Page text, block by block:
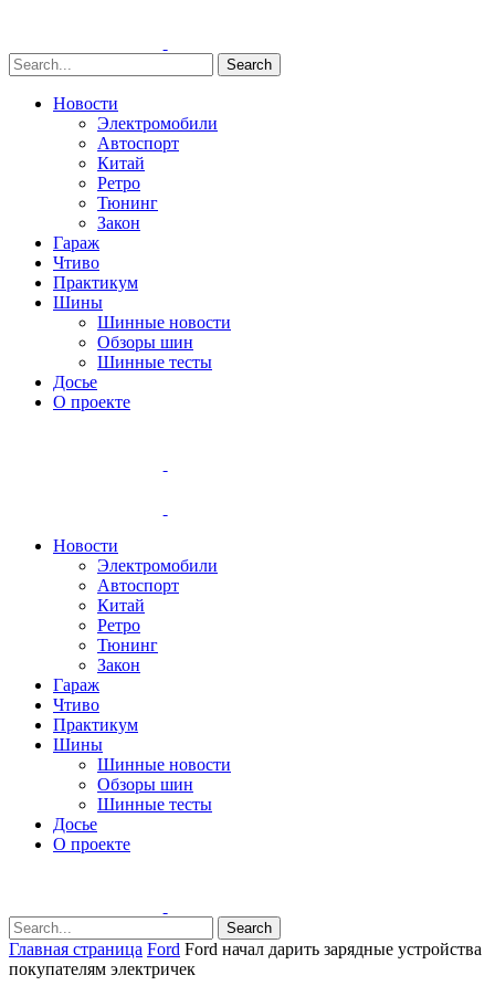
Search
Новости
Электромобили
Автоспорт
Китай
Ретро
Тюнинг
Закон
Гараж
Чтиво
Практикум
Шины
Шинные новости
Обзоры шин
Шинные тесты
Досье
О проекте
Новости
Электромобили
Автоспорт
Китай
Ретро
Тюнинг
Закон
Гараж
Чтиво
Практикум
Шины
Шинные новости
Обзоры шин
Шинные тесты
Досье
О проекте
Search
Главная страница Ford Ford начал дарить зарядные устройства
покупателям электричек